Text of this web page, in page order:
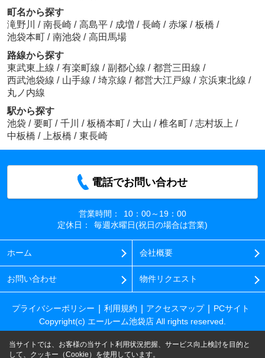
町名から探す
滝野川 / 南長崎 / 高島平 / 成増 / 長崎 / 赤塚 / 板橋 /
池袋本町 / 南池袋 / 高田馬場
路線から探す
東武東上線 / 有楽町線 / 副都心線 / 都営三田線 /
西武池袋線 / 山手線 / 埼京線 / 都営大江戸線 / 京浜東北線 /
丸ノ内線
駅から探す
池袋 / 要町 / 千川 / 板橋本町 / 大山 / 椎名町 / 志村坂上 /
中板橋 / 上板橋 / 東長崎
電話でお問い合わせ
営業時間：
10：00～19：00
定休日：
毎週水曜日(祝日の場合は営業)
ホーム 会社概要
お問い合わせ 物件リクエスト
プライバシーポリシー 利用規約 アクセスマップ
PCサイト
Copyright(c) エールーム池袋店 All rights reserved.
当サイトでは、お客様の当サイト利用状況把握、サービス向上検討を目的と
して、クッキー（Cookie）を使用しています。